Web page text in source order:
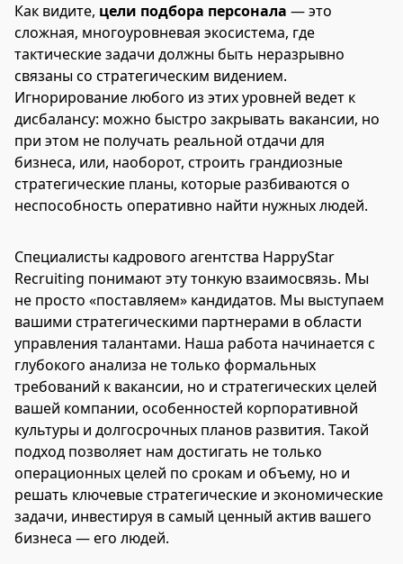
Как видите, цели подбора персонала — это
сложная, многоуровневая экосистема, где
тактические задачи должны быть неразрывно
связаны со стратегическим видением.
Игнорирование любого из этих уровней ведет к
дисбалансу: можно быстро закрывать вакансии, но
при этом не получать реальной отдачи для
бизнеса, или, наоборот, строить грандиозные
стратегические планы, которые разбиваются о
неспособность оперативно найти нужных людей.
Специалисты кадрового агентства HappyStar
Recruiting понимают эту тонкую взаимосвязь. Мы
не просто «поставляем» кандидатов. Мы выступаем
вашими стратегическими партнерами в области
управления талантами. Наша работа начинается с
глубокого анализа не только формальных
требований к вакансии, но и стратегических целей
вашей компании, особенностей корпоративной
культуры и долгосрочных планов развития. Такой
подход позволяет нам достигать не только
операционных целей по срокам и объему, но и
решать ключевые стратегические и экономические
задачи, инвестируя в самый ценный актив вашего
бизнеса — его людей.